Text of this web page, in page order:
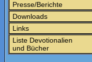
Presse/Berichte
Downloads
Links
Liste Devotionalien
und Bücher